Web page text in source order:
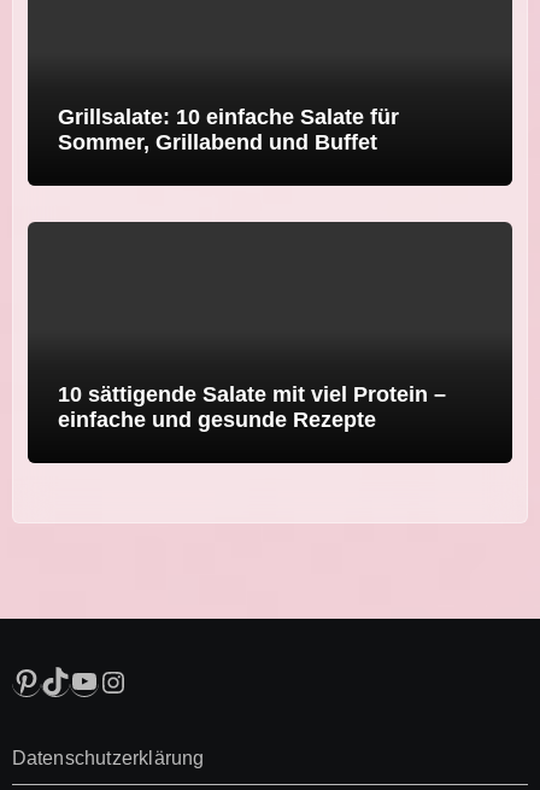
Grillsalate: 10 einfache Salate für
Sommer, Grillabend und Buffet
10 sättigende Salate mit viel Protein –
einfache und gesunde Rezepte
Pinterest
TikTok
YouTube
Instagram
Datenschutzerklärung